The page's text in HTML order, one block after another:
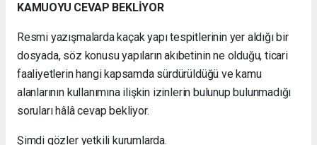
KAMUOYU CEVAP BEKLİYOR
Resmi yazışmalarda kaçak yapı tespitlerinin yer aldığı bir
dosyada, söz konusu yapıların akıbetinin ne olduğu, ticari
faaliyetlerin hangi kapsamda sürdürüldüğü ve kamu
alanlarının kullanımına ilişkin izinlerin bulunup bulunmadığı
soruları hâlâ cevap bekliyor.
Şimdi gözler yetkili kurumlarda.